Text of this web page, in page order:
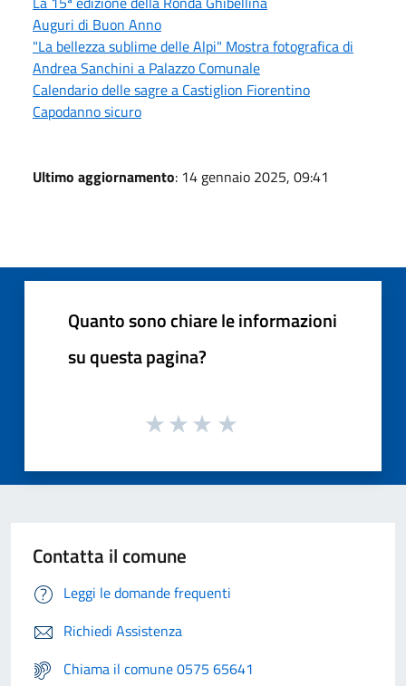
Auguri di Buon Anno
"La bellezza sublime delle Alpi" Mostra fotografica di
Andrea Sanchini a Palazzo Comunale
Calendario delle sagre a Castiglion Fiorentino
Capodanno sicuro
Ultimo aggiornamento: 14 gennaio 2025, 09:41
Quanto sono chiare le informazioni
su questa pagina?
Contatta il comune
Leggi le domande frequenti
Richiedi Assistenza
Chiama il comune 0575 65641